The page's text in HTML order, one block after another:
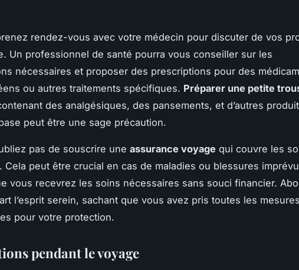
rendez-vous avec votre médecin pour discuter de vos
Un professionnel de santé pourra vous conseiller sur les
nécessaires et proposer des prescriptions pour des
ou autres traitements spécifiques. Préparer une petite
des analgésiques, des pansements, et d’autres
peut être une sage précaution.
pas de souscrire une assurance voyage qui couvre les
Cela peut être crucial en cas de maladies ou blessures
vous recevrez les soins nécessaires sans souci financier.
l’esprit serein, sachant que vous avez pris toutes les mesures
pour votre protection.
pendant le voyage